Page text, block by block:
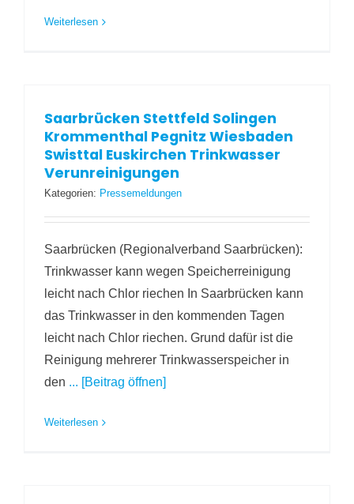
Weiterlesen
Saarbrücken Stettfeld Solingen
Krommenthal Pegnitz Wiesbaden
Swisttal Euskirchen Trinkwasser
Verunreinigungen
Kategorien: Pressemeldungen
Saarbrücken (Regionalverband Saarbrücken):
Trinkwasser kann wegen Speicherreinigung
leicht nach Chlor riechen In Saarbrücken kann
das Trinkwasser in den kommenden Tagen
leicht nach Chlor riechen. Grund dafür ist die
Reinigung mehrerer Trinkwasserspeicher in
den ... [Beitrag öffnen]
Weiterlesen